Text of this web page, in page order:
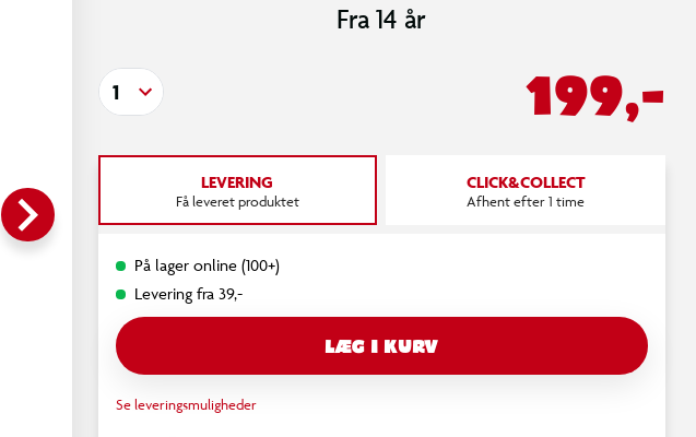
keyboard_arrow_right
Fra 14 år
199,-
1
LEVERING
Få leveret produktet
CLICK&COLLECT
Afhent efter 1 time
På lager online (100+)
Levering fra 39,-
LÆG I KURV
Se leveringsmuligheder